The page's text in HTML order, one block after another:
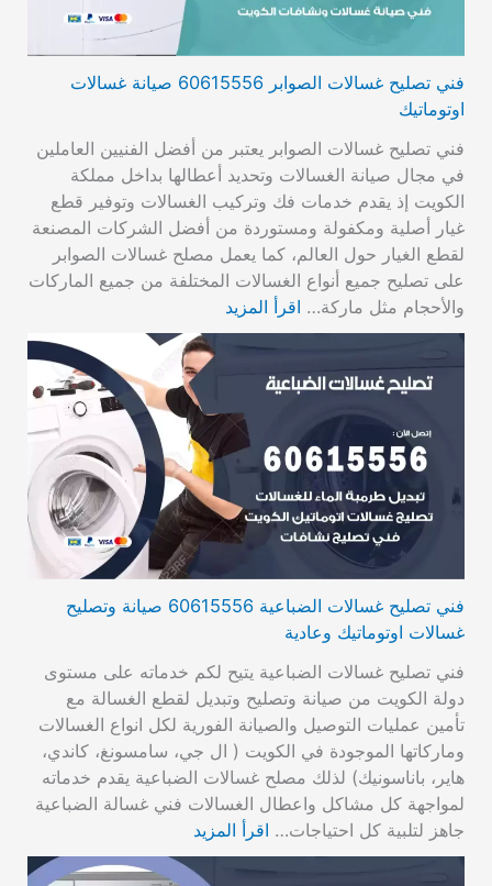
فني تصليح غسالات الصوابر 60615556 صيانة غسالات
اوتوماتيك
فني تصليح غسالات الصوابر يعتبر من أفضل الفنيين العاملين
في مجال صيانة الغسالات وتحديد أعطالها بداخل مملكة
الكويت إذ يقدم خدمات فك وتركيب الغسالات وتوفير قطع
غيار أصلية ومكفولة ومستوردة من أفضل الشركات المصنعة
لقطع الغيار حول العالم، كما يعمل مصلح غسالات الصوابر
على تصليح جميع أنواع الغسالات المختلفة من جميع الماركات
والأحجام مثل ماركة… اقرأ المزيد
فني تصليح غسالات الضباعية 60615556 صيانة وتصليح
غسالات اوتوماتيك وعادية
فني تصليح غسالات الضباعية يتيح لكم خدماته على مستوى
دولة الكويت من صيانة وتصليح وتبديل لقطع الغسالة مع
تأمين عمليات التوصيل والصيانة الفورية لكل انواع الغسالات
وماركاتها الموجودة في الكويت ( ال جي، سامسونغ، كاندي،
هاير، باناسونيك) لذلك مصلح غسالات الضباعية يقدم خدماته
لمواجهة كل مشاكل واعطال الغسالات فني غسالة الضباعية
جاهز لتلبية كل احتياجات… اقرأ المزيد